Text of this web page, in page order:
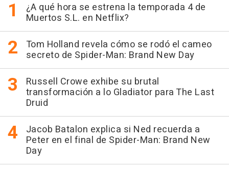
¿A qué hora se estrena la temporada 4 de
Muertos S.L. en Netflix?
Tom Holland revela cómo se rodó el cameo
secreto de Spider-Man: Brand New Day
Russell Crowe exhibe su brutal
transformación a lo Gladiator para The Last
Druid
Jacob Batalon explica si Ned recuerda a
Peter en el final de Spider-Man: Brand New
Day